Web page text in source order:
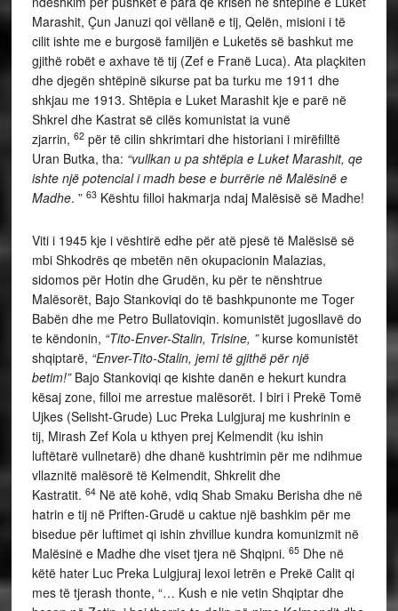
Marashit, Çun Januzi qoi vëllanë e tij, Qelën, misioni i të
cilit ishte me e burgosë familjën e Luketës së bashkut me
gjithë robët e axhave të tij (Zef e Franë Luca). Ata plaçkiten
dhe djegën shtëpinë sikurse pat ba turku me 1911 dhe
shkjau me 1913. Shtëpia e Luket Marashit kje e parë në
Shkrel dhe Kastrat së cilës komunistat ia vunë
zjarrin, 62për të cilin shkrimtari dhe historiani i mirëfilltë
Uran Butka, tha: “vullkan u pa shtëpia e Luket Marashit, qe
ishte një potencial i madh bese e burrërie në Malësinë e
Madhe. ” 63Kështu filloi hakmarja ndaj Malësisë së Madhe!
Viti i 1945 kje i vështirë edhe për atë pjesë të Malësisë së
mbi Shkodrës qe mbetën nën okupacionin Malazias,
sidomos për Hotin dhe Grudën, ku për te nënshtrue
Malësorët, Bajo Stankoviqi do të bashkpunonte me Toger
Babën dhe me Petro Bullatoviqin. komunistët jugosllavë do
te këndonin, “Tito-Enver-Stalin, Trisine, ”kurse komunistët
shqiptarë, “Enver-Tito-Stalin, jemi të gjithë për një
betim!” Bajo Stankoviqi qe kishte danën e hekurt kundra
kësaj zone, filloi me arrestue malësorët. I biri i Prekë Tomë
Ujkes (Selisht-Grude) Luc Preka Lulgjuraj me kushrinin e
tij, Mirash Zef Kola u kthyen prej Kelmendit (ku ishin
luftëtarë vullnetarë) dhe dhanë kushtrimin për me ndihmue
vllaznitë malësorë të Kelmendit, Shkrelit dhe
Kastratit. 64Në atë kohë, vdiq Shab Smaku Berisha dhe në
hatrin e tij në Priften-Grudë u caktue një bashkim për me
bisedue për luftimet qi ishin zhvillue kundra komunizmit në
Malësinë e Madhe dhe viset tjera në Shqipni. 65Dhe në
këtë hater Luc Preka Lulgjuraj lexoi letrën e Prekë Calit qi
mes të tjerash thonte, “… Kush e nie vetin Shqiptar dhe